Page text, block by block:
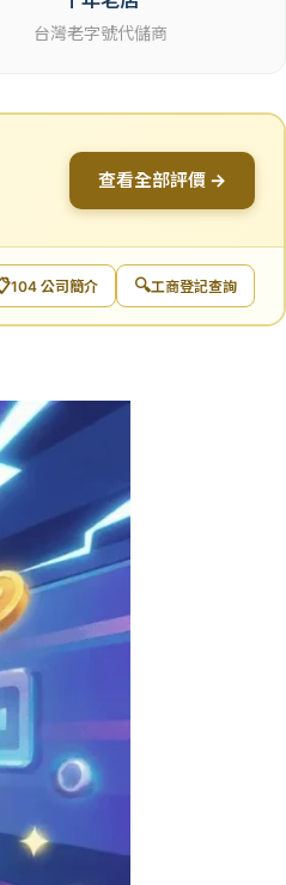
台灣老字號代儲商
查看全部評價 →
104 公司簡介 🔍工商登記查詢